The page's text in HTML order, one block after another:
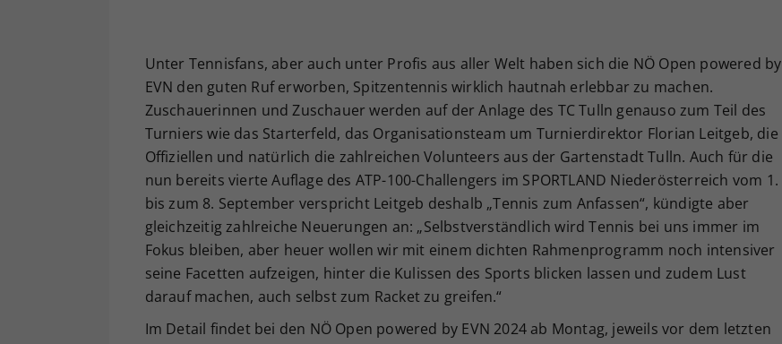
Unter Tennisfans, aber auch unter Profis aus aller Welt haben sich die NÖ Open powered by
EVN den guten Ruf erworben, Spitzentennis wirklich hautnah erlebbar zu machen.
Zuschauerinnen und Zuschauer werden auf der Anlage des TC Tulln genauso zum Teil des
Turniers wie das Starterfeld, das Organisationsteam um Turnierdirektor Florian Leitgeb, die
Offiziellen und natürlich die zahlreichen Volunteers aus der Gartenstadt Tulln. Auch für die
nun bereits vierte Auflage des ATP-100-Challengers im SPORTLAND Niederösterreich vom 1.
bis zum 8. September verspricht Leitgeb deshalb „Tennis zum Anfassen“, kündigte aber
gleichzeitig zahlreiche Neuerungen an: „Selbstverständlich wird Tennis bei uns immer im
Fokus bleiben, aber heuer wollen wir mit einem dichten Rahmenprogramm noch intensiver
seine Facetten aufzeigen, hinter die Kulissen des Sports blicken lassen und zudem Lust
darauf machen, auch selbst zum Racket zu greifen.“
Im Detail findet bei den NÖ Open powered by EVN 2024 ab Montag, jeweils vor dem letzten